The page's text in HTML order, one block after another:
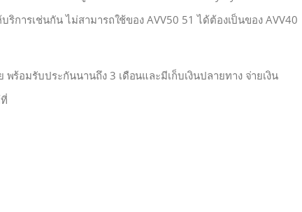
ริการเช่นกัน ไม่สามารถใช้ของ AVV50 51 ได้ต้องเป็นของ AVV40
ร้อมรับประกันนานถึง 3 เดือนและมีเก็บเงินปลายทาง จ่ายเงิน